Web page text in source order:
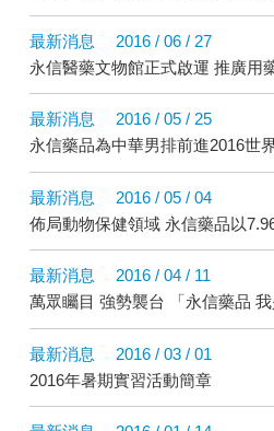
最新消息
2016 / 06 / 27
永信醫藥文物館正式啟運 推廣用
最新消息
2016 / 05 / 25
永信藥品為中華男排前進2016世
最新消息
2016 / 05 / 04
佈局動物保健領域 永信藥品以
最新消息
2016 / 04 / 11
萬眾矚目 強勢襲台 「永信藥品 我
最新消息
2016 / 03 / 01
2016年暑期實習活動簡章